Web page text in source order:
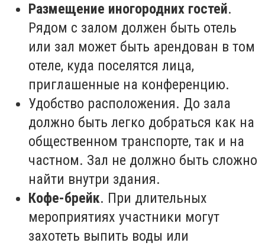
Размещение иногородних гостей.
Рядом с залом должен быть отель
или зал может быть арендован в том
отеле, куда поселятся лица,
приглашенные на конференцию.
Удобство расположения. До зала
должно быть легко добраться как на
общественном транспорте, так и на
частном. Зал не должно быть сложно
найти внутри здания.
Кофе-брейк. При длительных
мероприятиях участники могут
захотеть выпить воды или